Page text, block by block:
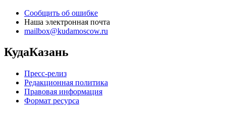
Сообщить об ошибке
Наша электронная почта
mailbox@kudamoscow.ru
КудаКазань
Пресс-релиз
Редакционная политика
Правовая информация
Формат ресурса